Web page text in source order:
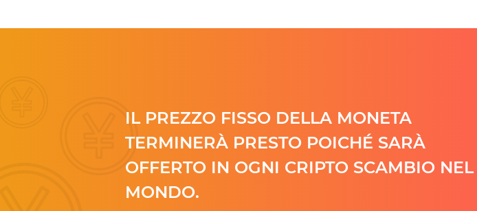
IL PREZZO FISSO DELLA MONETA
TERMINERÀ PRESTO POICHÉ SARÀ
OFFERTO IN OGNI CRIPTO SCAMBIO NEL
MONDO.